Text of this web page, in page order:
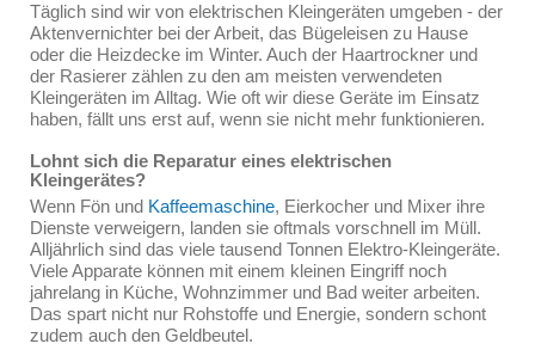
Täglich sind wir von elektrischen Kleingeräten umgeben - der
Aktenvernichter bei der Arbeit, das Bügeleisen zu Hause
oder die Heizdecke im Winter. Auch der Haartrockner und
der Rasierer zählen zu den am meisten verwendeten
Kleingeräten im Alltag. Wie oft wir diese Geräte im Einsatz
haben, fällt uns erst auf, wenn sie nicht mehr funktionieren.
Lohnt sich die Reparatur eines elektrischen
Kleingerätes?
Wenn Fön und Kaffeemaschine, Eierkocher und Mixer ihre
Dienste verweigern, landen sie oftmals vorschnell im Müll.
Alljährlich sind das viele tausend Tonnen Elektro-Kleingeräte.
Viele Apparate können mit einem kleinen Eingriff noch
jahrelang in Küche, Wohnzimmer und Bad weiter arbeiten.
Das spart nicht nur Rohstoffe und Energie, sondern schont
zudem auch den Geldbeutel.